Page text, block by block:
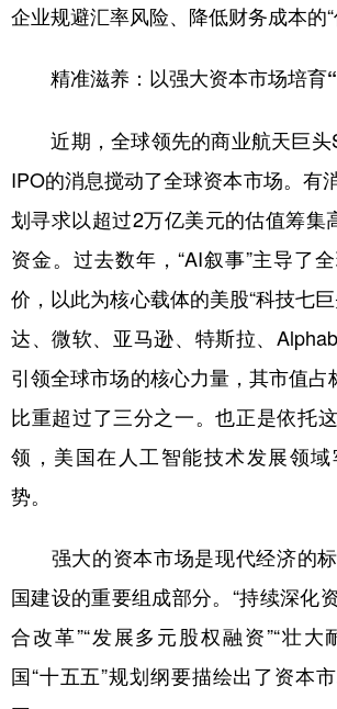
企业规避汇率风险、降低财务成本的“
精准滋养：以强大资本市场培育
近期，全球领先的商业航天巨头
IPO的消息搅动了全球资本市场。有
划寻求以超过2万亿美元的估值筹集
资金。过去数年，“AI叙事”主导了
价，以此为核心载体的美股“科技七
达、微软、亚马逊、特斯拉、
引领全球市场的核心力量，其市值占
比重超过了三分之一。也正是依托
领，美国在人工智能技术发展领
势。
强大的资本市场是现代经济的标
国建设的重要组成部分。“持续深化
合改革”“发展多元股权融资”“壮
国“十五五”规划纲要描绘出了资本